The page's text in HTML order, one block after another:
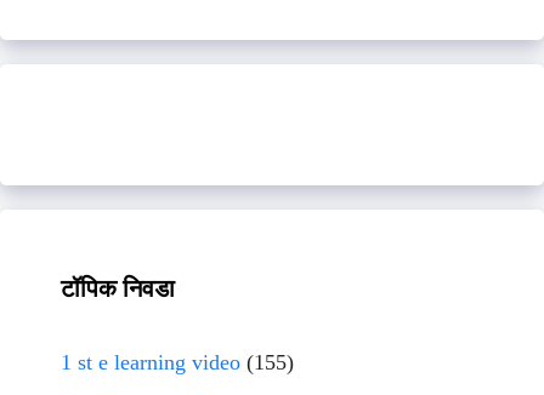
टॉपिक निवडा
1 st e learning video (155)